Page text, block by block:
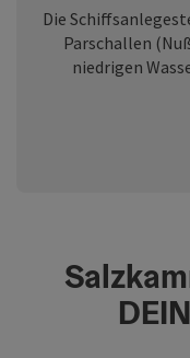
Die
Parschallen
niedrigen